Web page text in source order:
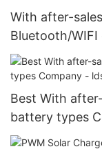
With after-
Bluetooth/
charge
Best With
battery types